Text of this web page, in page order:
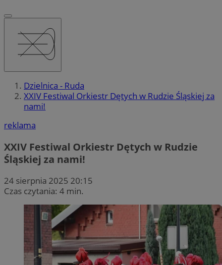
Dzielnica - Ruda
XXIV Festiwal Orkiestr Dętych w Rudzie Śląskiej za
nami!
reklama
XXIV Festiwal Orkiestr Dętych w Rudzie
Śląskiej za nami!
24 sierpnia 2025 20:15
Czas czytania: 4 min.